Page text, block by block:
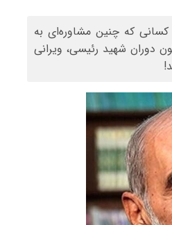
کسانی که چنین مشاوره‌ای به
دوران شهید رئیسی، ویرانی